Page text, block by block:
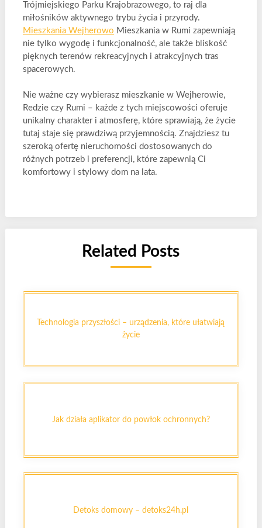
Trójmiejskiego Parku Krajobrazowego, to raj dla
miłośników aktywnego trybu życia i przyrody.
Mieszkania Wejherowo Mieszkania w Rumi zapewniają
nie tylko wygodę i funkcjonalność, ale także bliskość
pięknych terenów rekreacyjnych i atrakcyjnych tras
spacerowych.
Nie ważne czy wybierasz mieszkanie w Wejherowie,
Redzie czy Rumi – każde z tych miejscowości oferuje
unikalny charakter i atmosferę, które sprawiają, że życie
tutaj staje się prawdziwą przyjemnością. Znajdziesz tu
szeroką ofertę nieruchomości dostosowanych do
różnych potrzeb i preferencji, które zapewnią Ci
komfortowy i stylowy dom na lata.
Related Posts
Technologia przyszłości – urządzenia, które ułatwiają
życie
Jak działa aplikator do powłok ochronnych?
Detoks domowy – detoks24h.pl